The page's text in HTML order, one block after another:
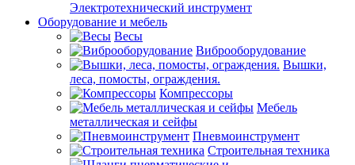
Электротехнический инструмент
Оборудование и мебель
Весы
Виброоборудование
Вышки,
леса, помосты, ограждения.
Компрессоры
Мебель
металлическая и сейфы
Пневмоинструмент
Строительная техника